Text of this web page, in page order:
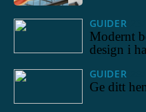
GUIDER
Modernt
design i
GUIDER
Ge ditt